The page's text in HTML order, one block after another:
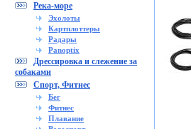
Река-море
Эхолоты
Картплоттеры
Радары
Panoptix
Дрессировка и слежение за
собаками
Спорт, Фитнес
Бег
Фитнес
Плавание